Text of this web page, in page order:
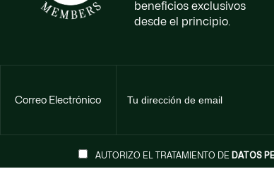
beneficios exclusivos
desde el principio.
Correo Electrónico
AUTORIZO EL TRATAMIENTO DE DATOS